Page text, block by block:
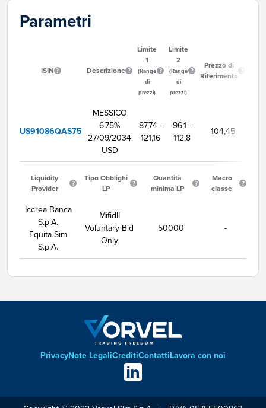
Parametri
ISIN Descrizione
Limite
1
(Range
di
prezzi)
Limite
2
(Range
di
prezzi)
Prezzo di
Riferimento
US91086QAS75
MESSICO
6.75%
27/09/2034
USD
87,74 -
121,16
96,1 -
112,8
104,45
Liquidity
Provider
Tipo Obblighi
LP
Quantità
minima LP
Macro
classe
Iccrea Banca
S.p.A.
Equita Sim
S.p.A.
MifidII
Voluntary Bid
Only
50000 -
Footer
PrivacyNote LegaliCreditiContattiLavora con noi
Social